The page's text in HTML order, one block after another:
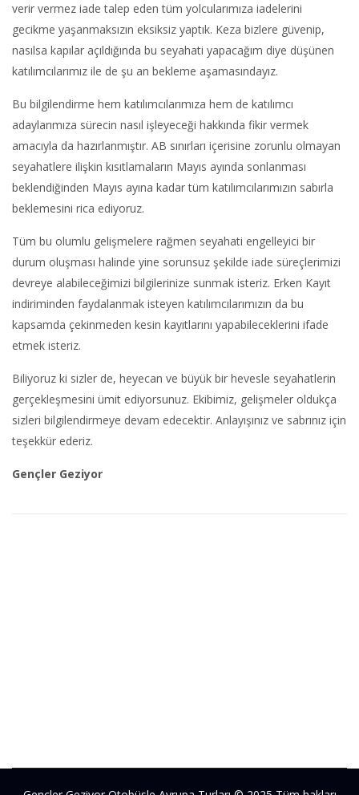
verir vermez iade talep eden tüm yolcularımıza iadelerini
gecikme yaşanmaksızın eksiksiz yaptık. Keza bizlere güvenip,
nasılsa kapılar açıldığında bu seyahati yapacağım diye düşünen
katılımcılarımız ile de şu an bekleme aşamasındayız.
Bu bilgilendirme hem katılımcılarımıza hem de katılımcı
adaylarımıza sürecin nasıl işleyeceği hakkında fikir vermek
amacıyla da hazırlanmıştır. AB sınırları içerisine zorunlu olmayan
seyahatlere ilişkin kısıtlamaların Mayıs ayında sonlanması
beklendiğinden Mayıs ayına kadar tüm katılımcılarımızın sabırla
beklemesini rica ediyoruz.
Tüm bu olumlu gelişmelere rağmen seyahati engelleyici bir
durum oluşması halinde yine sorunsuz şekilde iade süreçlerimizi
devreye alabileceğimizi bilgilerinize sunmak isteriz. Erken Kayıt
indiriminden faydalanmak isteyen katılımcılarımızın da bu
kapsamda çekinmeden kesin kayıtlarını yapabileceklerini ifade
etmek isteriz.
Biliyoruz ki sizler de, heyecan ve büyük bir hevesle seyahatlerin
gerçekleşmesini ümit ediyorsunuz. Ekibimiz, gelişmeler oldukça
sizleri bilgilendirmeye devam edecektir. Anlayışınız ve sabrınız için
teşekkür ederiz.
Gençler Geziyor